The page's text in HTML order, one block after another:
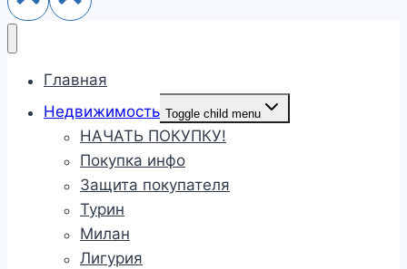
Главная
Недвижимость Toggle child menu
НАЧАТЬ ПОКУПКУ!
Покупка инфо
Защита покупателя
Турин
Милан
Лигурия